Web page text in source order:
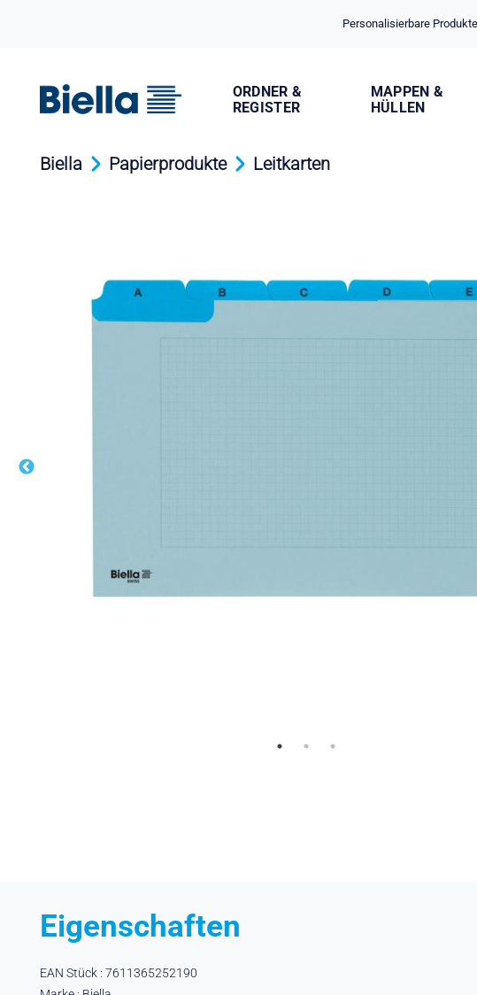
Personalisierbare Produkte
ORDNER &
REGISTER
MAPPEN &
HÜLLEN
Biella Papierprodukte Leitkarten
Eigenschaften
EAN Stück : 7611365252190